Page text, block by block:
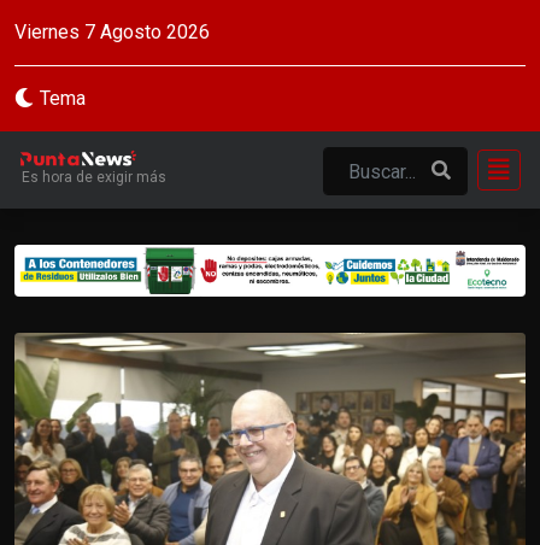
Viernes 7 Agosto 2026
Tema
Es hora de exigir más